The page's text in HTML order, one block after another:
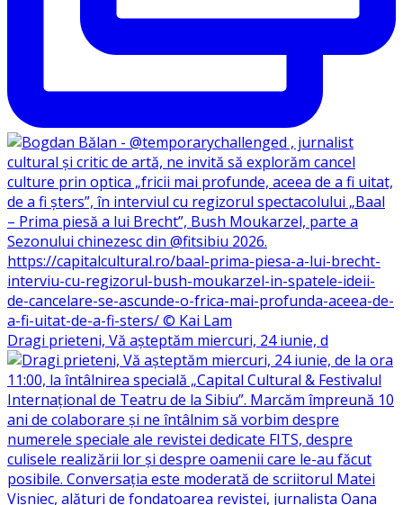
Dragi prieteni, Vă așteptăm miercuri, 24 iunie, d